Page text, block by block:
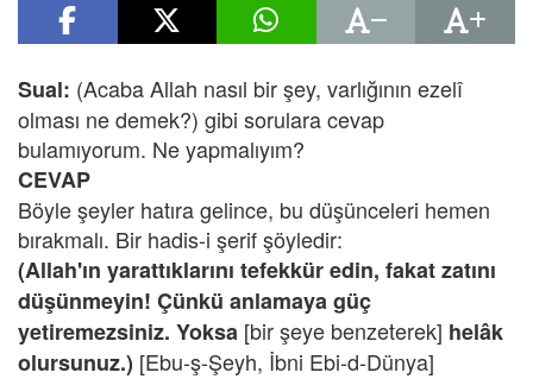
Sual: (Acaba Allah nasıl bir şey, varlığının ezelî
olması ne demek?) gibi sorulara cevap
bulamıyorum. Ne yapmalıyım?
CEVAP
Böyle şeyler hatıra gelince, bu düşünceleri hemen
bırakmalı. Bir hadis-i şerif şöyledir:
(Allah'ın yarattıklarını tefekkür edin, fakat zatını
düşünmeyin! Çünkü anlamaya güç
yetiremezsiniz. Yoksa [bir şeye benzeterek] helâk
olursunuz.) [Ebu-ş-Şeyh, İbni Ebi-d-Dünya]